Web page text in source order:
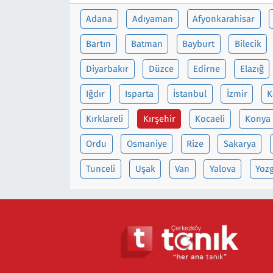
Adana Adıyaman Afyonkarahisar
Bartın Batman Bayburt Bilecik
Diyarbakır Düzce Edirne Elazığ
Iğdır Isparta İstanbul İzmir
Kırklareli Kırşehir Kocaeli Konya
Ordu Osmaniye Rize Sakarya
Tunceli Uşak Van Yalova
Süleymanpaşa